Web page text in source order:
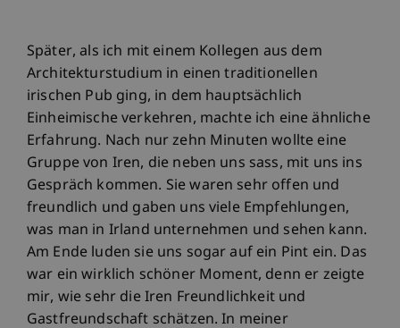
Später, als ich mit einem Kollegen aus dem
Architekturstudium in einen traditionellen
irischen Pub ging, in dem hauptsächlich
Einheimische verkehren, machte ich eine ähnliche
Erfahrung. Nach nur zehn Minuten wollte eine
Gruppe von Iren, die neben uns sass, mit uns ins
Gespräch kommen. Sie waren sehr offen und
freundlich und gaben uns viele Empfehlungen,
was man in Irland unternehmen und sehen kann.
Am Ende luden sie uns sogar auf ein Pint ein. Das
war ein wirklich schöner Moment, denn er zeigte
mir, wie sehr die Iren Freundlichkeit und
Gastfreundschaft schätzen. In meiner